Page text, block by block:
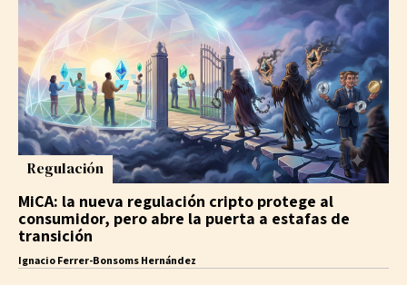
Regulación
MiCA: la nueva regulación cripto protege al
consumidor, pero abre la puerta a estafas de
transición
Ignacio Ferrer-Bonsoms Hernández